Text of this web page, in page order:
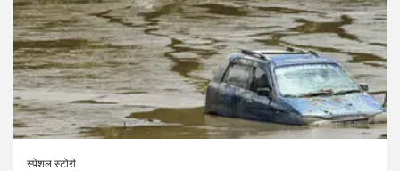
स्पेशल स्टोरी